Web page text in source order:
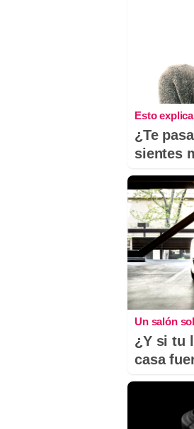
Esto
¿Te
sientes
Un salón
¿Y si tu
casa